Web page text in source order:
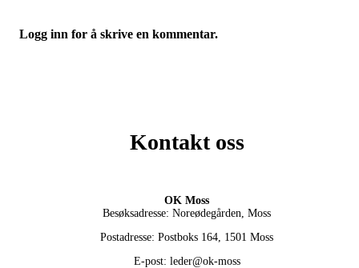
Logg inn for å skrive en kommentar.
Kontakt oss
OK Moss
Besøksadresse: Noreødegården, Moss
Postadresse: Postboks 164, 1501 Moss
E-post: leder@ok-moss